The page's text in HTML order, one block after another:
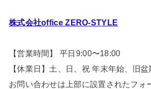
株式会社office ZERO-STYLE
【営業時間】 平日9:00〜18:00
【休業日】土、日、祝 年末年始、旧盆
お問い合わせは上部に設置されたフォ